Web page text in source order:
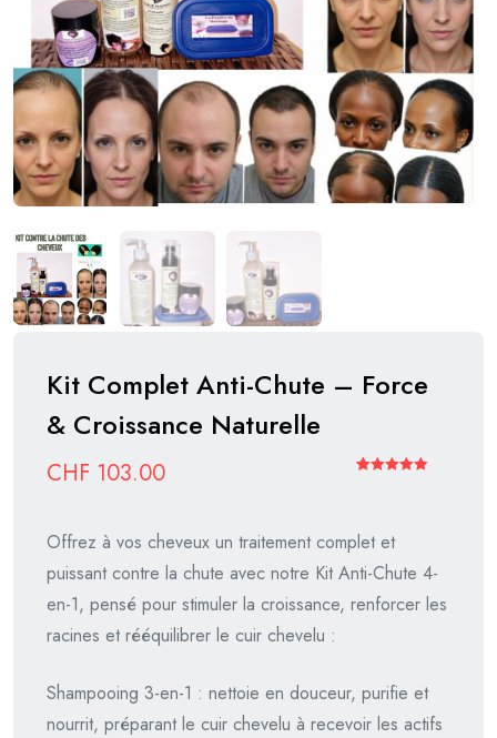
Kit Complet Anti-Chute – Force
& Croissance Naturelle
basé sur
notation
client
CHF 103.00
Offrez à vos cheveux un traitement complet et
puissant contre la chute avec notre Kit Anti-Chute 4-
en-1, pensé pour stimuler la croissance, renforcer les
racines et rééquilibrer le cuir chevelu :
Shampooing 3-en-1 : nettoie en douceur, purifie et
nourrit, préparant le cuir chevelu à recevoir les actifs